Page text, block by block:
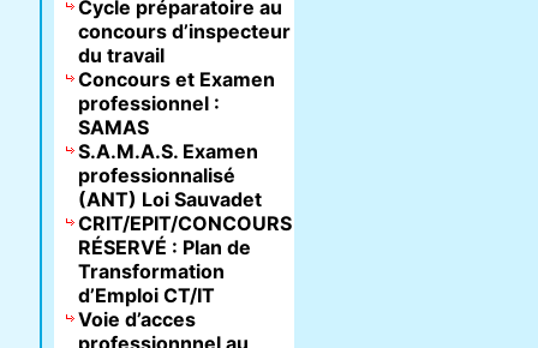
Cycle préparatoire au
concours d’inspecteur
du travail
Concours et Examen
professionnel :
SAMAS
S.A.M.A.S. Examen
professionnalisé
(ANT) Loi Sauvadet
CRIT/EPIT/CONCOURS
RÉSERVÉ : Plan de
Transformation
d’Emploi CT/IT
Voie d’acces
professionnnel au